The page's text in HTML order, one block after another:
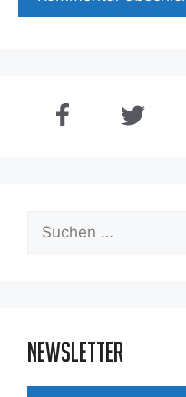
Suchen
Newsletter